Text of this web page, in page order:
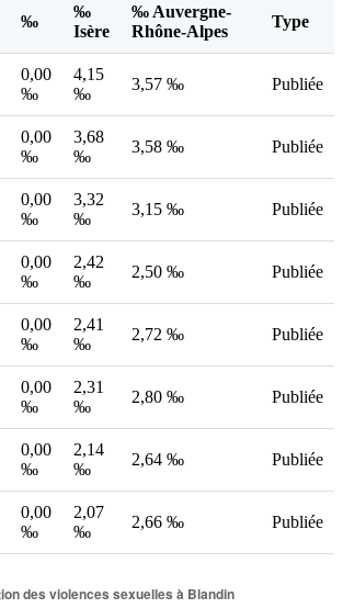
‰
‰
Isère
‰ Auvergne-
Rhône-Alpes
Type
0,00
‰
4,15
‰
3,57 ‰ Publiée
0,00
‰
3,68
‰
3,58 ‰ Publiée
0,00
‰
3,32
‰
3,15 ‰ Publiée
0,00
‰
2,42
‰
2,50 ‰ Publiée
0,00
‰
2,41
‰
2,72 ‰ Publiée
0,00
‰
2,31
‰
2,80 ‰ Publiée
0,00
‰
2,14
‰
2,64 ‰ Publiée
0,00
‰
2,07
‰
2,66 ‰ Publiée